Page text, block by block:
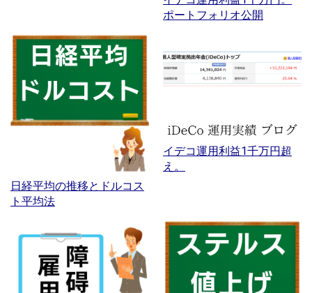
ポートフォリオ公開
日経平均の推移とドルコス
ト平均法
イデコ運用利益1千万円超
え。